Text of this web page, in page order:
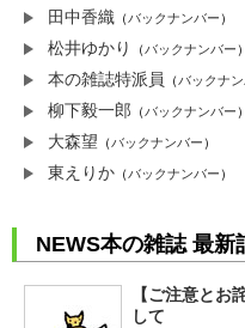
田中香織 （バックナンバー）
松井ゆかり （バックナンバー）
本の雑誌特派員 （バックナ
柳下毅一郎 （バックナンバー）
大森望 （バックナンバー）
東えりか （バックナンバー）
NEWS本の雑誌 最新
【ご注意とお
して